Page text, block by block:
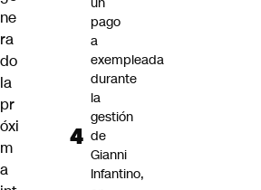
ne
ra
do
la
pr
óxi
m
a
pago
a
exempleada
durante
la
gestión
de
Gianni
Infantino,